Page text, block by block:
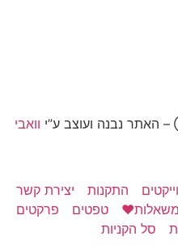
וואבי
התקנות
יצירת קשר
טפטים
פרקטים
סל הקניות